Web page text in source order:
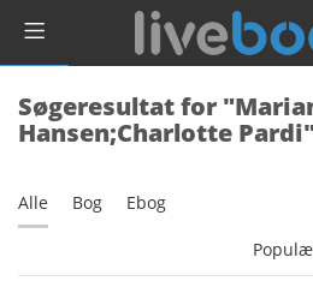
Søgeresultat for
Hansen;Charlotte
Alle Bog Ebog